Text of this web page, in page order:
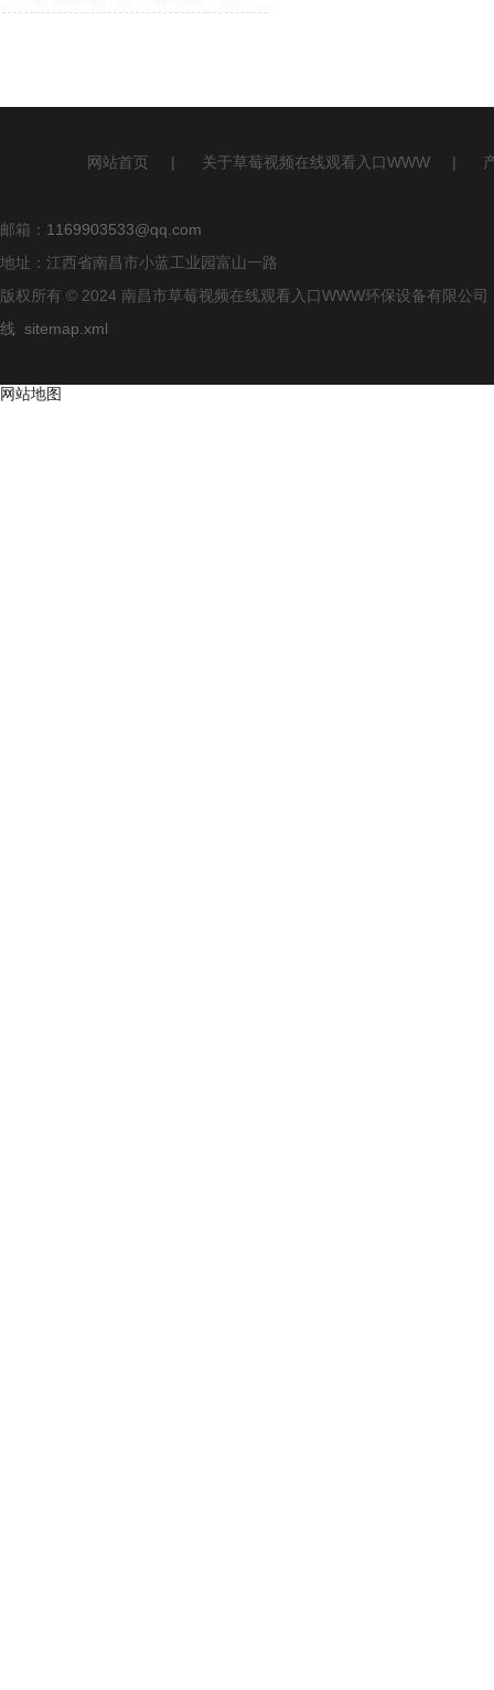
网站首页 | 关于草莓视频在线观看入口WWW |
邮箱： 1169903533@qq.com
地址：江西省南昌市小蓝工业园富山一路
版权所有 © 2024 南昌市草莓视频在线观看入口WWW环保设备有限公
线 sitemap.xml
网站地图